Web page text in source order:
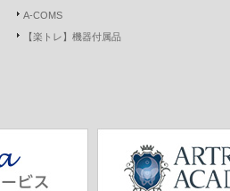
A-COMS
【楽トレ】機器付属品